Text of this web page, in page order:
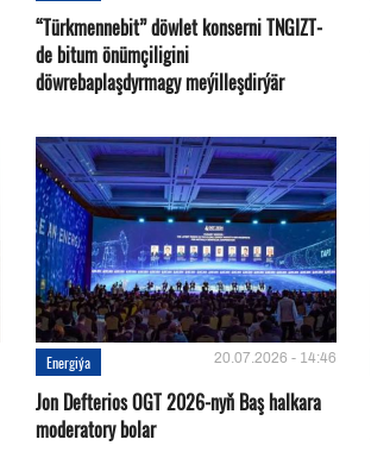
“Türkmennebit” döwlet konserni TNGIZT-
de bitum önümçiligini
döwrebaplaşdyrmagy meýilleşdirýär
Energiýa 20.07.2026 - 14:46
Jon Defterios OGT 2026-nyň Baş halkara
moderatory bolar